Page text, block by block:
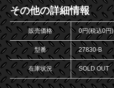
その他の詳細情報
販売価格 0円(税込0円)
型番 27830-B
在庫状況 SOLD OUT